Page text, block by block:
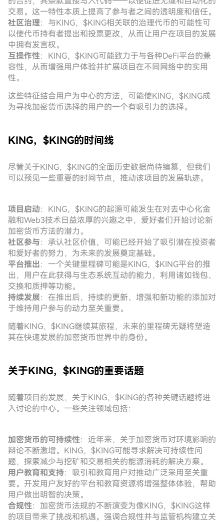
交易。这一特性本质上提高了参与者之间的透明度和信任。
社区治理：与KING，$KING相关联的治理代币的可能性可
以使代币持有者提出和投票更改，从而让用户在项目的发展
中拥有发言权。
互操作性：KING，$KING可能致力于与各种DeFi平台的兼
容性，从而增强用户体验并扩展项目在不同网络中的实用
性。
这些特征结合用户为中心的方法，可能使KING，$KING成
为寻找加密货币选择的用户的一个有吸引力的选择。
KING，$KING的时间线
尽管关于KING，$KING的全面历史数据尚待编纂，但我们
可以预见一些重要的时间节点，推动该项目的发展轨迹。
项目启动：KING，$KING的起源可能发生在对去中心化金
融和Web3技术日益浓厚的兴趣之中，爱好者们开始讨论新
加密货币方法的潜力。
社区参与：承认社区价值，可能已经开始了吸引潜在投资者
和爱好者的努力，为未来的发展奠定基础。
平台推出：一个关键里程碑可能是KING，$KING平台的推
出，用户在此获得与生态系统互动的能力，利用诸如钱包、
交换和质押等功能。
持续发展：在推出后，持续的更新、增强和新功能的添加对
于维持用户参与的动力至关重要。
随着KING，$KING继续其旅程，未来的里程碑无疑将塑造
其在快速发展的加密货币世界中的身份。
关于KING，$KING的重要话题
随着项目的发展，关于KING，$KING的各种关键话题将进
入讨论的中心。一些关注领域包括：
加密货币的可持续性：近年来，关于加密货币对环境影响的
辩论不断激增。KING，$KING可能寻求解决可持续性问
题，探索减少与挖矿和交易相关的能源消耗的解决方案。
用户教育和支持：吸引和教育用户对推动广泛采用至关重
要。开发用户友好的平台和教育资源将增强整体体验，帮助
用户做出明智的决策。
合规性：加密货币法规的不断演变为像KING，$KING这样
的项目带来了挑战和机遇。强调合规性并与监管机构建立关